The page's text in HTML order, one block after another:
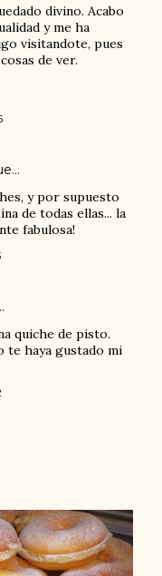
divino. Acabo
y me ha
visitandote, pues
de ver.
y por supuesto
de todas ellas... la
fabulosa!
quiche de pisto.
te haya gustado mi